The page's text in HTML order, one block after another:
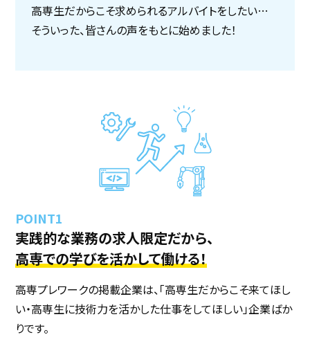
高専生だからこそ求められるアルバイトをしたい…
そういった、皆さんの声をもとに始めました！
実践的な業務の求人限定だから、
高専での学びを活かして働ける！
高専プレワークの掲載企業は、「高専生だからこそ来てほし
い・高専生に技術力を活かした仕事をしてほしい」企業ばか
りです。